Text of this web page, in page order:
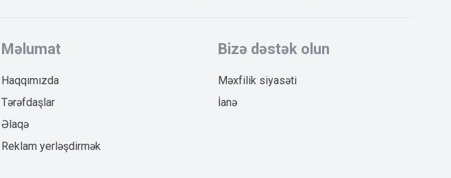
Məlumat
Haqqımızda
Tərəfdaşlar
Əlaqə
Reklam yerləşdirmək
Bizə dəstək olun
Məxfilik siyasəti
İanə